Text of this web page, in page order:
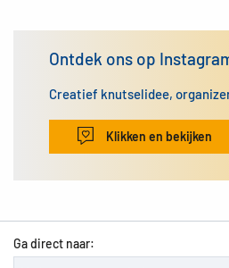
Ontdek ons op
Creatief knutselidee,
Klikken en bekijken
Ga direct naar: